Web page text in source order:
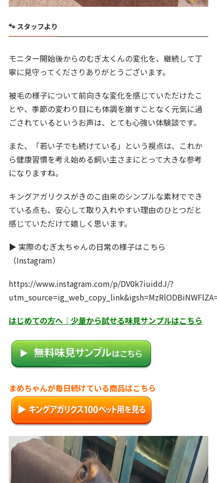
🐾 スタッフより
モニター開始後からのむぎ太くんの変化を、継続して丁
寧に見守ってくださりありがとうございます。
被毛の様子について前向きな変化を感じていただけたこ
とや、季節の変わり目にも体調を崩すことなく元気に過
ごされているというお声は、とても心強い体験談です。
また、「若い子でも続けている」という視点は、これか
ら健康習慣を考え始める飼い主さまにとって大きな参考
になりますね。
キングアガリクスがきのこ由来のシンプルな素材ででき
ている点も、安心して取り入れやすい理由のひとつだと
感じていただけて嬉しく思います。
▶ 実際のむぎ太ちゃんの日常の様子はこちら
（Instagram）
https://www.instagram.com/p/DV0k7iuiddJ/?
はじめての方へ｜少量から試せる味見サンプルはこちら
まめちゃんが毎日続けている商品はこちら